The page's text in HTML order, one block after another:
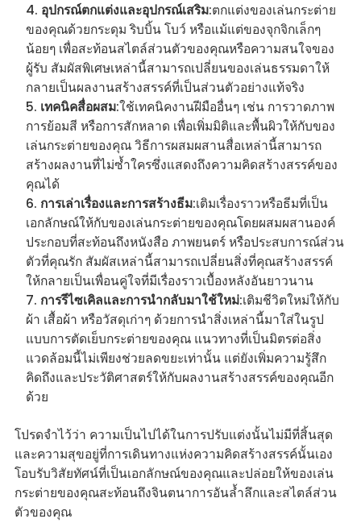
อุปกรณ์ตกแต่งและอุปกรณ์เสริม:ตกแต่งของเล่นกระต่าย
ของคุณด้วยกระดุม ริบบิ้น โบว์ หรือแม้แต่ของจุกจิกเล็กๆ
น้อยๆ เพื่อสะท้อนสไตล์ส่วนตัวของคุณหรือความสนใจของ
ผู้รับ สัมผัสพิเศษเหล่านี้สามารถเปลี่ยนของเล่นธรรมดาให้
กลายเป็นผลงานสร้างสรรค์ที่เป็นส่วนตัวอย่างแท้จริง
เทคนิคสื่อผสม:ใช้เทคนิคงานฝีมืออื่นๆ เช่น การวาดภาพ
การย้อมสี หรือการสักหลาด เพื่อเพิ่มมิติและพื้นผิวให้กับของ
เล่นกระต่ายของคุณ วิธีการผสมผสานสื่อเหล่านี้สามารถ
สร้างผลงานที่ไม่ซ้ำใครซึ่งแสดงถึงความคิดสร้างสรรค์ของ
คุณได้
การเล่าเรื่องและการสร้างธีม:เติมเรื่องราวหรือธีมที่เป็น
เอกลักษณ์ให้กับของเล่นกระต่ายของคุณโดยผสมผสานองค์
ประกอบที่สะท้อนถึงหนังสือ ภาพยนตร์ หรือประสบการณ์ส่วน
ตัวที่คุณรัก สัมผัสเหล่านี้สามารถเปลี่ยนสิ่งที่คุณสร้างสรรค์
ให้กลายเป็นเพื่อนคู่ใจที่มีเรื่องราวเบื้องหลังอันยาวนาน
การรีไซเคิลและการนำกลับมาใช้ใหม่:เติมชีวิตใหม่ให้กับ
ผ้า เสื้อผ้า หรือวัสดุเก่าๆ ด้วยการนำสิ่งเหล่านี้มาใส่ในรูป
แบบการตัดเย็บกระต่ายของคุณ แนวทางที่เป็นมิตรต่อสิ่ง
แวดล้อมนี้ไม่เพียงช่วยลดขยะเท่านั้น แต่ยังเพิ่มความรู้สึก
คิดถึงและประวัติศาสตร์ให้กับผลงานสร้างสรรค์ของคุณอีก
ด้วย
โปรดจำไว้ว่า ความเป็นไปได้ในการปรับแต่งนั้นไม่มีที่สิ้นสุด
และความสุขอยู่ที่การเดินทางแห่งความคิดสร้างสรรค์นั้นเอง
โอบรับวิสัยทัศน์ที่เป็นเอกลักษณ์ของคุณและปล่อยให้ของเล่น
กระต่ายของคุณสะท้อนถึงจินตนาการอันล้ำลึกและสไตล์ส่วน
ตัวของคุณ